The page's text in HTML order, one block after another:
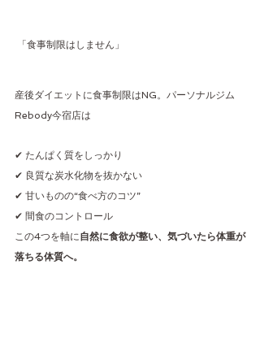
「食事制限はしません」
産後ダイエットに食事制限はNG。パーソナルジム
Rebody今宿店は
✔ たんぱく質をしっかり
✔ 良質な炭水化物を抜かない
✔ 甘いものの“食べ方のコツ”
✔ 間食のコントロール
この4つを軸に自然に食欲が整い、気づいたら体重が
落ちる体質へ。